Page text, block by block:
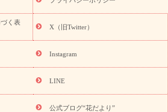
敬老の日の花 全てのギフト一覧
キャン
ガーディアンズ』コラボキャンペーン
」キャンペーン
誕生日の花を探す
誕生日フラワーギフト特集
誕生花(リンドウ)
当日配達特急便 お祝い商品一覧
く表
X（旧Twitter）
Instagram
LINE
公式ブログ“花だより”